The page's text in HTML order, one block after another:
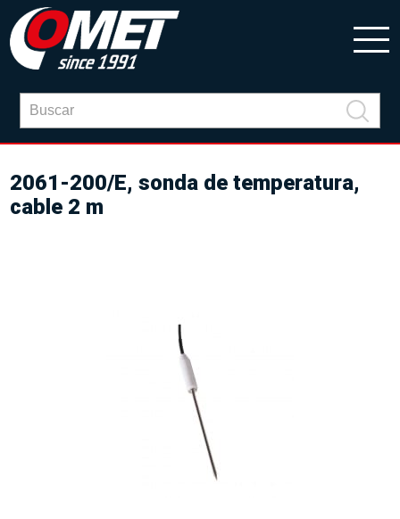
2061-200/E, sonda de temperatura,
cable 2 m